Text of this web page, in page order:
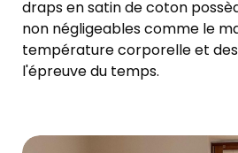
draps en satin de coton
non négligeables comme le
température corporelle et
l'épreuve du temps.